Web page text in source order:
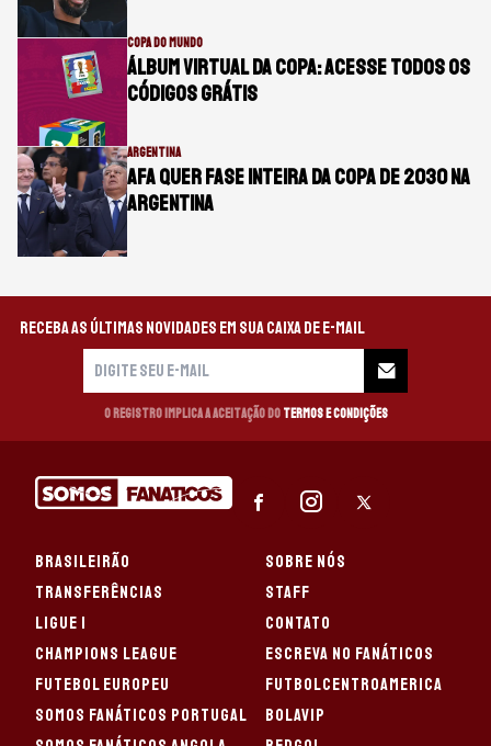
COPA DO MUNDO
Álbum virtual da Copa: acesse todos os
códigos grátis
ARGENTINA
AFA quer fase inteira da Copa de 2030 na
Argentina
Receba as últimas novidades em sua caixa de e-mail
O registro implica a aceitação do Termos e Condições
BRASILEIRÃO
TRANSFERÊNCIAS
LIGUE 1
CHAMPIONS LEAGUE
FUTEBOL EUROPEU
SOMOS FANÁTICOS PORTUGAL
SOBRE NÓS
STAFF
CONTATO
ESCREVA NO FANÁTICOS
FUTBOLCENTROAMERICA
BOLAVIP